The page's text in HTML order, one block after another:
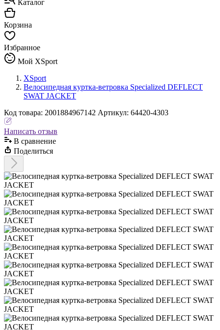
Каталог
Корзина
Избранное
Мой XSport
XSport
Велосипедная куртка-ветровка Specialized DEFLECT
SWAT JACKET
Код товара: 2001884967142 Артикул: 64420-4303
Написать отзыв
В сравнениe
Поделиться